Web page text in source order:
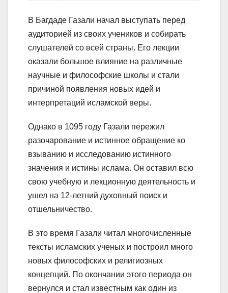
В Багдаде Газали начал выступать перед
аудиторией из своих учеников и собирать
слушателей со всей страны. Его лекции
оказали большое влияние на различные
научные и философские школы и стали
причиной появления новых идей и
интерпретаций исламской веры.
Однако в 1095 году Газали пережил
разочарование и истинное обращение ко
взыванию и исследованию истинного
значения и истины ислама. Он оставил всю
свою учебную и лекционную деятельность и
ушел на 12-летний духовный поиск и
отшельничество.
В это время Газали читал многочисленные
тексты исламских ученых и построил много
новых философских и религиозных
концепций. По окончании этого периода он
вернулся и стал известным как один из